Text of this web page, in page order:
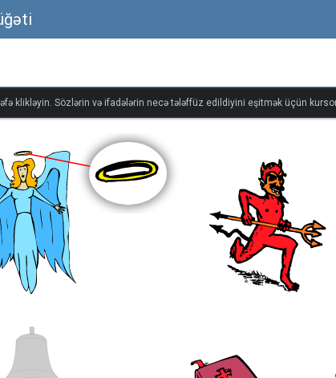
klikləyin. Sözlərin və ifadələrin necə tələffüz edildiyini eşitmək üçün